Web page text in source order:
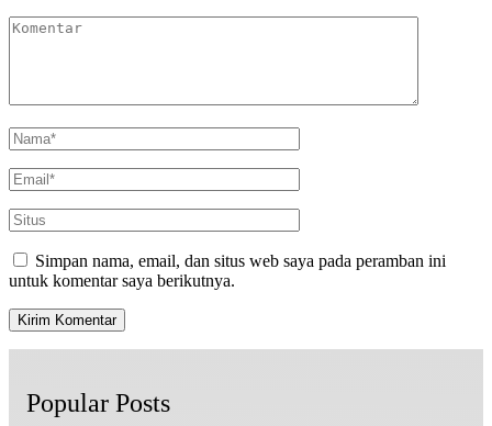
Simpan nama, email, dan situs web saya pada peramban ini
untuk komentar saya berikutnya.
Popular Posts